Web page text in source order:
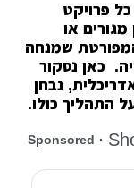
פרויקט
מגורים או
שמנחה
כאן נסקור
נבחן
התהליך כולו.